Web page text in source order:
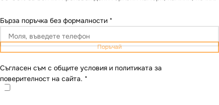
Бърза поръчка без формалности *
Поръчай
Съгласен съм с общите условия и политиката за
поверителност на сайта. *